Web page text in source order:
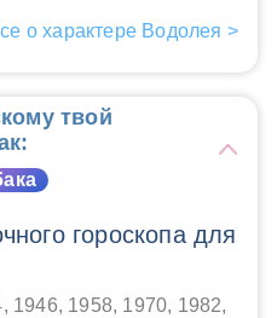
о характере Водолея >
твой
гороскопа для
1946, 1958, 1970, 1982,